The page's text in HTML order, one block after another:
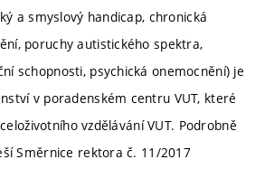
a smyslový handicap, chronická
poruchy autistického spektra,
schopnosti, psychická onemocnění) je
v poradenském centru VUT, které
vzdělávání VUT. Podrobně
Směrnice rektora č. 11/2017